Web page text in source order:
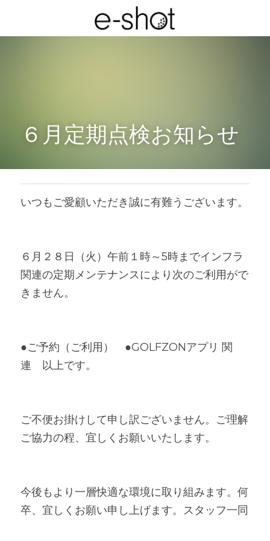
６月定期点検お知らせ
いつもご愛顧いただき誠に有難うございます。
６月２８日（火）午前１時～5時までインフラ
関連の定期メンテナンスにより次のご利用がで
きません。
●ご予約（ご利用）　●GOLFZONアプリ 関
連　以上です。
ご不便お掛けして申し訳ございません。ご理解
ご協力の程、宜しくお願いいたします。
今後もより一層快適な環境に取り組みます。何
卒、宜しくお願い申し上げます。スタッフ一同